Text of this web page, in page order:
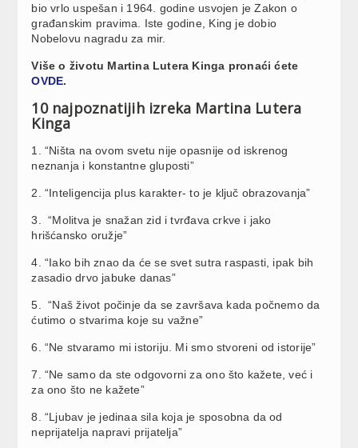
bio vrlo uspešan i 1964. godine usvojen je Zakon o
građanskim pravima. Iste godine, King je dobio
Nobelovu nagradu za mir.
Više o životu Martina Lutera Kinga pronaći ćete
OVDE.
10 najpoznatijih izreka Martina Lutera
Kinga
1. “Ništa na ovom svetu nije opasnije od iskrenog
neznanja i konstantne gluposti”
2. “Inteligencija plus karakter- to je ključ obrazovanja”
3. “Molitva je snažan zid i tvrđava crkve i jako
hrišćansko oružje”
4. “Iako bih znao da će se svet sutra raspasti, ipak bih
zasadio drvo jabuke danas”
5. “Naš život počinje da se završava kada počnemo da
ćutimo o stvarima koje su važne”
6. “Ne stvaramo mi istoriju. Mi smo stvoreni od istorije”
7. “Ne samo da ste odgovorni za ono što kažete, već i
za ono što ne kažete”
8. “Ljubav je jedinaa sila koja je sposobna da od
neprijatelja napravi prijatelja”